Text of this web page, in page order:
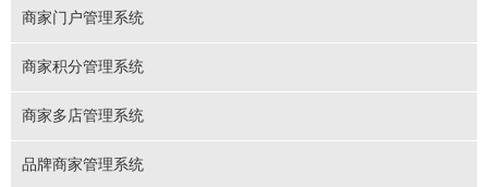
商家门户管理系统
商家积分管理系统
商家多店管理系统
品牌商家管理系统